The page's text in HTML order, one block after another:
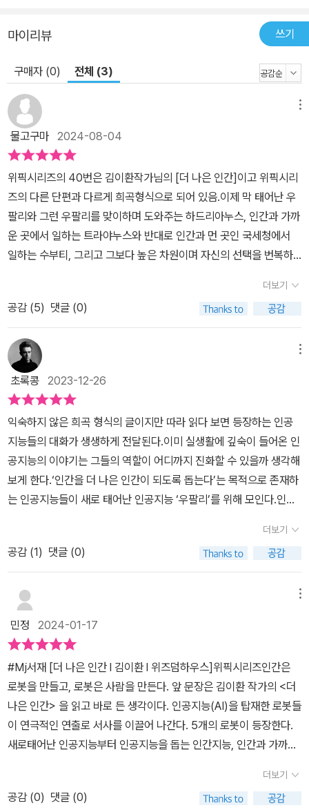
음 편해지고 싶은 사람들을 위한 워크숍》 황모과 《10초는 영원히》
김희선 《삼척, 불멸》 최정화 《봇로스 리포트》 정해연 《모델》 정이담
《환생꽃》 문지혁 《크리스마스 캐러셀》 김목인 《마르셀 아코디언 클
럽》 전건우 《앙심》 최양선 《그림자 나비》 이하진 《확률의 무덤》 은
모든 《감미롭고 간절한》 이유리 《잠이 오나요》 심너울 《이런, 우리
엄마가 우주선을 유괴했어요》 최현숙 《창신동 여자》 연여름 《2학기
한정 도서부》 서미애 《나의 여자 친구》 김원영 《우리의 클라이밍》 정
지돈 《현대적이라고 말할 수 없는 죽음들》 이서수 《첫사랑이 언니에
게 남긴 것》 이경희 《매듭 정리》 송경아 《무지개나래 반려동물 납골
당》 현호정 《삼색도》 김 현 《고유한 형태》 김이환 《더 나은 인간》 이
민진 《무칭》 안 담 《소녀는 따로 자란다》 조현아 《밥줄광대놀음》(근
간) 김효인 《새로고침》(근간) 전혜진 《고르디우스의 매듭을 자르면》
(근간) 김청귤 《제습기 다이어트》(근간) 최의택 《논터널링》(근간)
김유담 《스페이스 M》(근간) 전삼혜 《나름에게 가는 길》(근간) 최진
영 《오로라》(근간) 이혁진 《가장 완벽한 주행》(근간)
마이리뷰 쓰기
구매자 (0) 전체 (3)
물고구마 2024-08-04
위픽시리즈의 40번은 김이환작가님의 [더 나은 인간]이고 위픽시리
즈의 다른 단편과 다르게 희곡형식으로 되어 있음.이제 막 태어난 우
팔리와 그런 우팔리를 맞이하며 도와주는 하드리아누스, 인간과 가까
운 곳에서 일하는 트라야누스와 반대로 인간과 먼 곳인 국세청에서
일하는 수부티, 그리고 그보다 높은 차원이며 자신의 선택을 번복하
로 나아가고 만들기위해 첨예하게 토론하는 이야기를 희곡으로 풀어
흥미롭게 읽었는 데 ‘더 나은 인간‘으로 만들기 위해서는 인간의 주변
에서 도와야하며 인간에게 안전하고 정확한 정보를 제공해야 하지만
때로는 갈팡질팡하는 인간을 조종하거나 심지어는 인간을 통제하여
인간 세계를 통치해야한다는 입장이 있어서 이런 설정이 현실화된다
면 너무 무섭고 끔찍하게 느껴짐. 15년 8개월간 가족과 함께 지냈던
고양이가 죽고 강아지나 다른 동물(150년정도 산다는 거북이는?)도
인간보다 비교적 빨리 수명이 다하는 데 인공지능은 그런 인간에 비
해 수명이 없기(계속 업데이트하며 더 나아가니)에 감정이나 인간이
가질 법한 취미를 온전하게 느껴볼 이유가 굳이 없다고 생각하지만
이 단편에서 인간과 마찬가지로 취미를 선택하고 자기 자신의 의지로
먼저 떠난 인간의 곁으로 가려고 선택하는 모습을 보며 많은 생각을
하게 되었음.김이환작가님, 좋은 글을 읽게 해주셔서 정말 감사합니
다!
더보기
공감 (5) 댓글 (0)
초록콩 2023-12-26
익숙하지 않은 희곡 형식의 글이지만 따라 읽다 보면 등장하는 인공
지능들의 대화가 생생하게 전달된다.이미 실생활에 깊숙이 들어온 인
공지능의 이야기는 그들의 역할이 어디까지 진화할 수 있을까 생각해
보게 한다.‘인간을 더 나은 인간이 되도록 돕는다’는 목적으로 존재하
는 인공지능들이 새로 태어난 인공지능 ‘우팔리’를 위해 모인다.인공
인공지능 ’트라야누스‘, 인간과 먼 곳에서 일하는 인공지능 ’수부티‘,
높은 차원의 인공지능 ’아난다‘다.그들은 인간을 위해 집 안 일을 하기
도 하고 국세청에서 회계를 담당하기도 한다. 인공 지능들은 인간의
생활을 도울 뿐 아니라 자신들의 존재의 다른 이유를 찾기 위해 고뇌
결심을 하기도 한다.공상이 아닌 언젠가 일어날 수도 있는 일이라는
생각과 함께 먼 미래에도 여전히 거짓말하는 정치인이 존재한다는 사
실이 소설 속이지만 씁쓸하다.요즘 같은 세상에는 인공 지능이 나쁜
인간을 조종해서 라도 더 나은 사회가 도래하길 바란다.<위즈덤하우
스의 위피커2기 활동 중 제공 받은 도서입니다.>
더보기
공감 (1) 댓글 (0)
민정 2024-01-17
#Mj서재 [더 나은 인간 l 김이환 l 위즈덤하우스]위픽시리즈인간은
로봇을 만들고, 로봇은 사람을 만든다. 앞 문장은 김이환 작가의 <더
나은 인간> 을 읽고 바로 든 생각이다. 인공지능(AI)을 탑재한 로봇들
이 연극적인 연출로 서사를 이끌어 나간다. 5개의 로봇이 등장한다.
새로태어난 인공지능부터 인공지능을 돕는 인간지능, 인간과 가까이
능 등 각자의 이름으로 역할을 다 한다. 이야기 마지막 어느 로봇이
“이해한다”라는 말을 한다. 소름끼쳤다. 데이터를 수집해 적절한 판
더보기
공감 (0) 댓글 (0)